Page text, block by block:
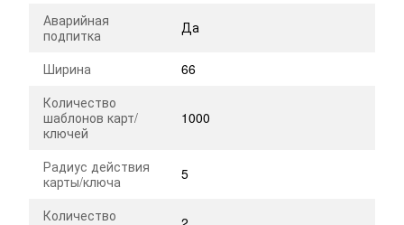
Аварийная
подпитка
Да
Ширина
66
Количество
шаблонов карт/
ключей
1000
Радиус действия
карты/ключа
5
Количество